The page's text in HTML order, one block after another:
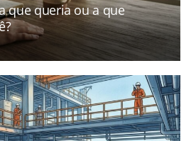
que queria ou a que